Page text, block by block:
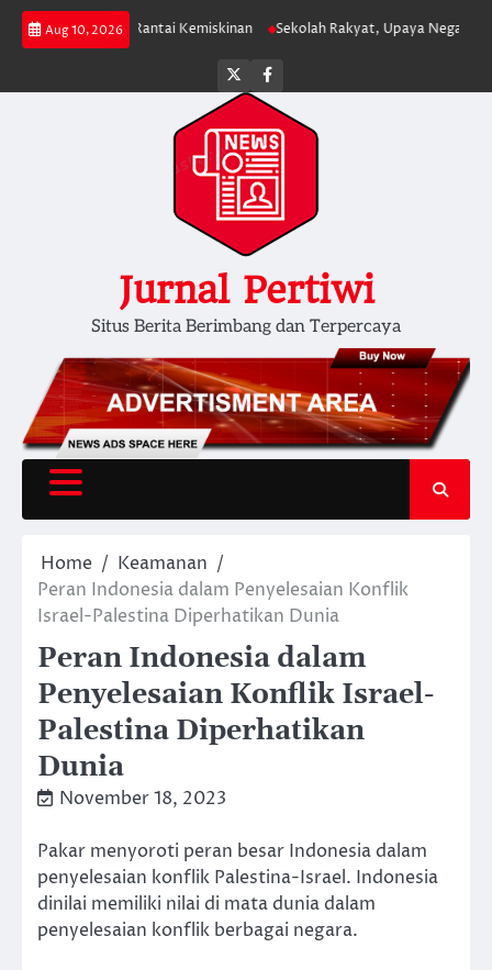
Skip
Aug 10, 2026
untuk Putus Rantai Kemiskinan Sekolah Rakyat, Upaya Negara
Twitterfacebook
Jurnal Pertiwi
Situs Berita Berimbang dan Terpercaya
Home
Keamanan
Peran Indonesia dalam Penyelesaian Konflik
Israel-Palestina Diperhatikan Dunia
Peran Indonesia dalam
Penyelesaian Konflik Israel-
Palestina Diperhatikan
Dunia
November 18, 2023
Pakar menyoroti peran besar Indonesia dalam
penyelesaian konflik Palestina-Israel. Indonesia
dinilai memiliki nilai di mata dunia dalam
penyelesaian konflik berbagai negara.